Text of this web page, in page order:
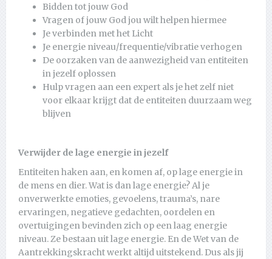
Bidden tot jouw God
Vragen of jouw God jou wilt helpen hiermee
Je verbinden met het Licht
Je energie niveau/frequentie/vibratie verhogen
De oorzaken van de aanwezigheid van entiteiten
in jezelf oplossen
Hulp vragen aan een expert als je het zelf niet
voor elkaar krijgt dat de entiteiten duurzaam weg
blijven
Verwijder de lage energie in jezelf
Entiteiten haken aan, en komen af, op lage energie in
de mens en dier. Wat is dan lage energie? Al je
onverwerkte emoties, gevoelens, trauma’s, nare
ervaringen, negatieve gedachten, oordelen en
overtuigingen bevinden zich op een laag energie
niveau. Ze bestaan uit lage energie. En de Wet van de
Aantrekkingskracht werkt altijd uitstekend. Dus als jij